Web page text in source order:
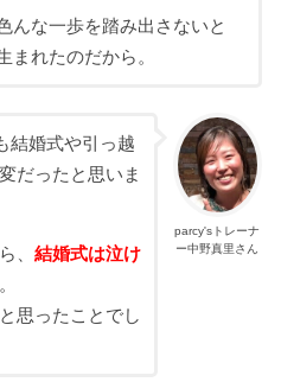
んな一歩を踏み出さないと
まれたのだから。
parcy'sトレーナ
ー中野真里さん
結婚式や引っ越
だったと思いま
、 結婚式は泣け
思ったことでし